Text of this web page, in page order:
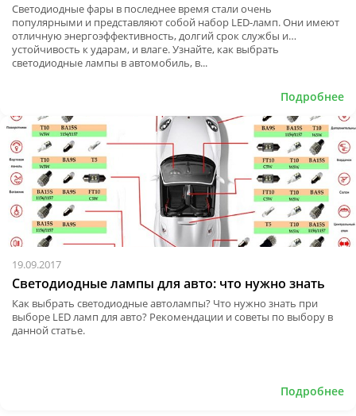
Светодиодные фары в последнее время стали очень
популярными и представляют собой набор LED-ламп. Они имеют
отличную энергоэффективность, долгий срок службы и
устойчивость к ударам, и влаге. Узнайте, как выбрать
светодиодные лампы в автомобиль, в...
Подробнее
19.09.2017
Светодиодные лампы для авто: что нужно знать
Как выбрать светодиодные автолампы? Что нужно знать при
выборе LED ламп для авто? Рекомендации и советы по выбору в
данной статье.
Подробнее